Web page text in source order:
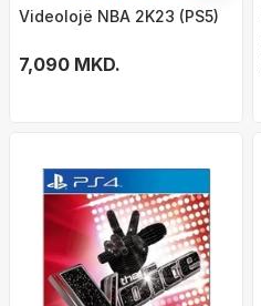
Videolojë NBA 2K23 (PS5)
7,090 MKD.